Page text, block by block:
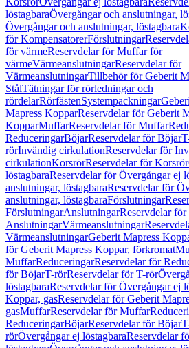
löstagbaraÖvergångar och anslutningar,
Övergångar och anslutningar, löstagbara
för KompensatorerFörslutningar
för värmeReservdelar för Muffar för
värmeVärmeanslutningarReservdelar för
VärmeanslutningarTillbehör för Geberit
StålTätningar för rörledningar och
rördelarRörfästenSystempackningar
Mapress KopparReservdelar för Geberit
KopparMuffarReservdelar för Muffar
ReduceringarBöjarReservdelar för Böjar
rörInvändig cirkulationReservdelar för
cirkulationKorsrörReservdelar för Korsrör
löstagbaraReservdelar för Övergångar ej
anslutningar, löstagbaraReservdelar för
anslutningar, löstagbaraFörslutningar
FörslutningarAnslutningarReservdelar för
AnslutningarVärmeanslutningar
VärmeanslutningarGeberit Mapress
för Geberit Mapress Koppar, förkromat
MuffarReduceringarReservdelar för
för BöjarT-rörReservdelar för T-rör
löstagbaraReservdelar för Övergångar ej
Koppar, gasReservdelar för Geberit
gasMuffarReservdelar för Muffar
ReduceringarBöjarReservdelar för Böjar
rörÖvergångar ej löstagbaraReservdelar